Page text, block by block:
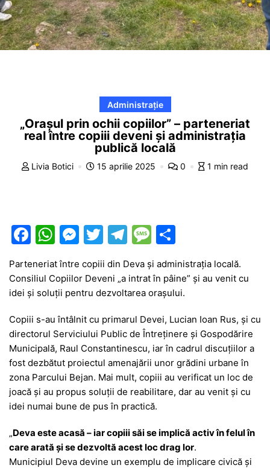
Administrație
„Orașul prin ochii copiilor” – parteneriat
real între copiii deveni și administrația
publică locală
Livia Botici 15 aprilie 2025 0 1 min read
F
c
e
b
o
o
k
W
h
at
s
A
p
p
M
s
s
e
n
g
er
T
w
itt
er
T
e
gr
a
m
M
e
s
s
a
g
e
ar
ta
je
a
z
ă
Parteneriat între copiii din Deva și administrația locală.
Consiliul Copiilor Deveni „a intrat în pâine” și au venit cu
idei și soluții pentru dezvoltarea orașului.
Copiii s-au întâlnit cu primarul Devei, Lucian Ioan Rus, și cu
directorul Serviciului Public de Întreținere și Gospodărire
Municipală, Raul Constantinescu, iar în cadrul discuțiilor a
fost dezbătut proiectul amenajării unor grădini urbane în
zona Parcului Bejan. Mai mult, copiii au verificat un loc de
joacă și au propus soluții de reabilitare, dar au venit și cu
idei numai bune de pus în practică.
„Deva este acasă – iar copiii săi se implică activ în felul în
care arată și se dezvoltă acest loc drag lor.
Municipiul Deva devine un exemplu de implicare civică și